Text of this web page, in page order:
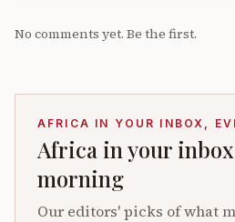
No comments yet. Be the first.
AFRICA IN YOUR INBOX,
Africa in your
morning
Our editors' picks of what